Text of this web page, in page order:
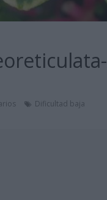
Dificultad baja